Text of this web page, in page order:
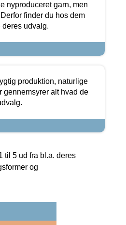
nyproduceret garn, men
finder du hos dem
deres udvalg.
produktion, naturlige
alt hvad de
til 5 ud fra bl.a. deres
og